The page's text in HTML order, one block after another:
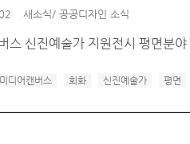
새소식/ 공공디자인 소식
스 신진예술가 지원전시 평면분
디어캔버스 회화 신진예술가 평면